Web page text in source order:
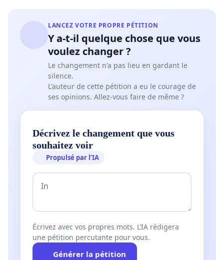
LANCEZ VOTRE PROPRE PÉTITION
Y a-t-il quelque chose que vous
voulez changer ?
Le changement n'a pas lieu en gardant le
silence.
L'auteur de cette pétition a eu le courage de
ses opinions. Allez-vous faire de même ?
Décrivez le changement que vous
souhaitez voir
Propulsé par l’IA
Écrivez avec vos propres mots. L’IA rédigera
une pétition percutante pour vous.
Générer la pétition